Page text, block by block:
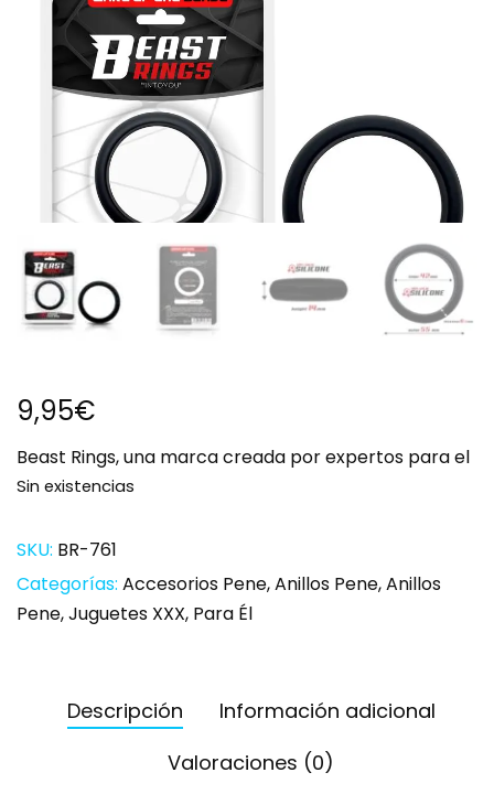
9,95€
Beast Rings, una marca creada por expertos para el
Sin existencias
SKU: BR-761
Categorías: Accesorios Pene,Anillos Pene,Anillos
Pene,Juguetes XXX, Para Él
Descripción
Información adicional
Valoraciones (0)